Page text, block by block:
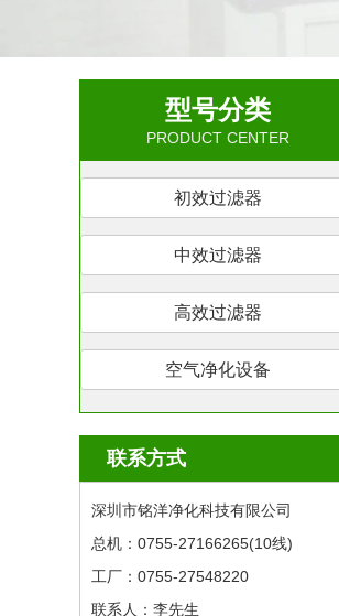
型号分类
PRODUCT CENTER
初效过滤器
中效过滤器
高效过滤器
空气净化设备
联系方式
深圳市铭洋净化科技有限公司
总机：0755-27166265(10线) ​
工厂：0755-27548220
联系人：李先生